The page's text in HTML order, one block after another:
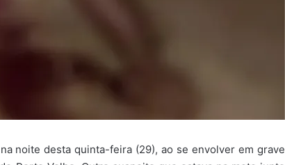
noite desta quinta-feira (29), ao se envolver em grave